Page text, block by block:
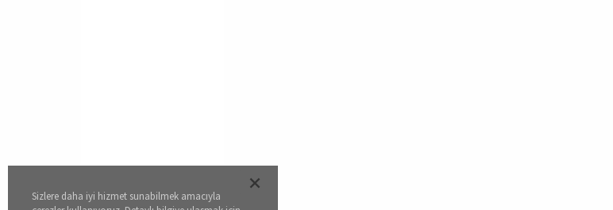
Sizlere daha iyi hizmet sunabilmek amacıyla